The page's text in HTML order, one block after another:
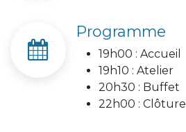
Programme
19h00 : Accueil
19h10 : Atelier
20h30 : Buffet
22h00 : Clôture